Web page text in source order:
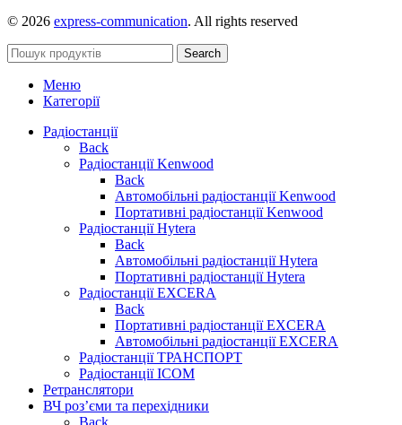
© 2026 express-communication. All rights reserved
Search
Меню
Категорії
Радіостанції
Back
Радіостанції Kenwood
Back
Автомобільні радіостанції Kenwood
Портативні радіостанції Kenwood
Радіостанції Hytera
Back
Автомобільні радіостанції Hytera
Портативні радіостанції Hytera
Радіостанції EXCERA
Back
Портативні радіостанції EXCERA
Автомобільні радіостанції EXCERA
Радіостанції ТРАНСПОРТ
Радіостанції ICOM
Ретранслятори
ВЧ роз’єми та перехідники